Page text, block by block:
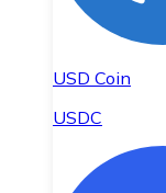
USD Coin
USDC